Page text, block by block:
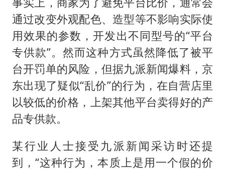
通过改变外观配色、造型等不影响实际使
用效果的参数，开发出不同型号的“平台
专供款”。然而这种方式虽然降低了被平
台开罚单的风险，但据九派新闻爆料，京
东出现了疑似“乱价”的行为，在自营店里
以较低的价格，上架其他平台卖得好的产
品专供款。
某行业人士接受九派新闻采访时还提
到，“这种行为，本质上是用一个假的价